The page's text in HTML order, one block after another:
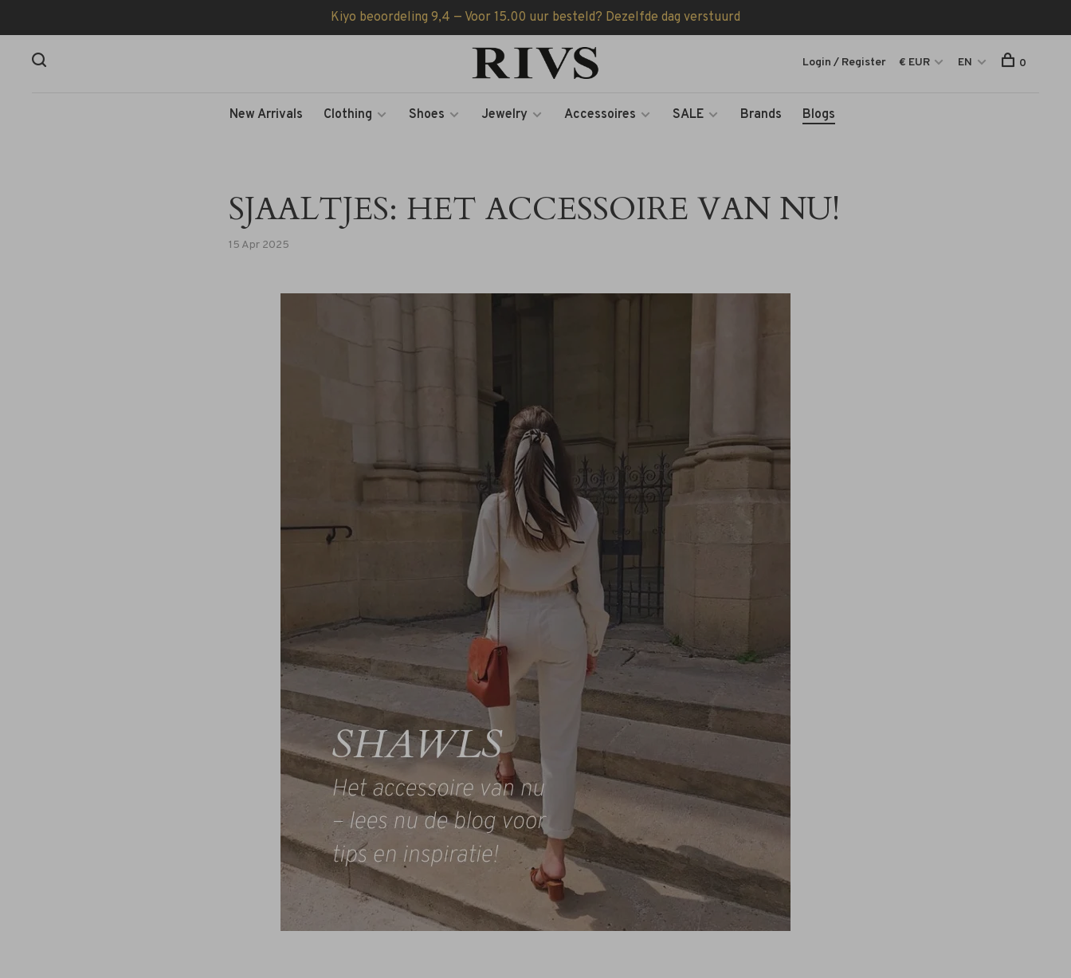
Kiyo beoordeling 9,4 — Voor 15.00 uur besteld? Dezelfde dag verstuurd
New Arrivals Clothing Shoes Jewelry Accessoires SALE Brands Blogs
Login / Register € EUR EN 0
SJAALTJES: HET ACCESSOIRE VAN NU!
15 Apr 2025